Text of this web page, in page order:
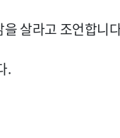
살라고 조언합니
.